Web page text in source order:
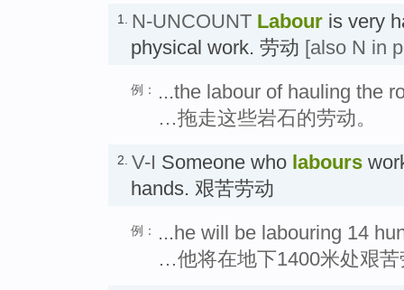
1. N-UNCOUNT Labour is very
physical work. 劳动 [also N in
例：
...the labour of hauling the
…拖走这些岩石的劳动。
2. V-I Someone who labours
hands. 艰苦劳动
例：
...he will be labouring 14
…他将在地下1400米处艰苦